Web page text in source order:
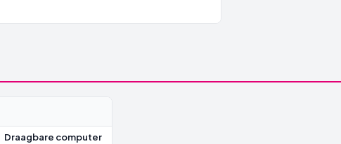
Draagbare computer